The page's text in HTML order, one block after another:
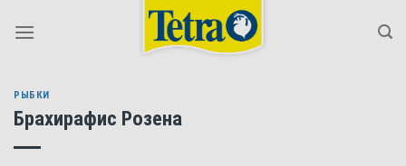
РЫБКИ
Брахирафис Розена